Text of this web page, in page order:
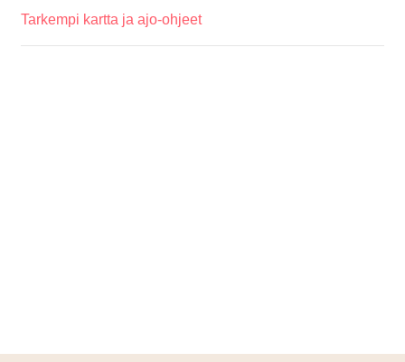
Tarkempi kartta ja ajo-ohjeet